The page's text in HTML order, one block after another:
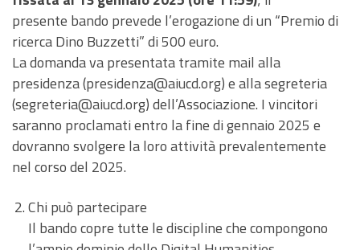
presente bando prevede l’erogazione di un “Premio di
ricerca Dino Buzzetti” di 500 euro.
La domanda va presentata tramite mail alla
presidenza (presidenza@aiucd.org) e alla segreteria
(segreteria@aiucd.org) dell’Associazione. I vincitori
saranno proclamati entro la fine di gennaio 2025 e
dovranno svolgere la loro attività prevalentemente
nel corso del 2025.
Chi può partecipare
Il bando copre tutte le discipline che compongono